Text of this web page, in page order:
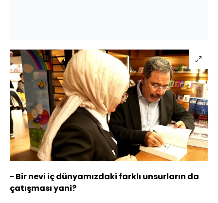
- Bir nevi iç dünyamızdaki farklı unsurların da
çatışması yani?